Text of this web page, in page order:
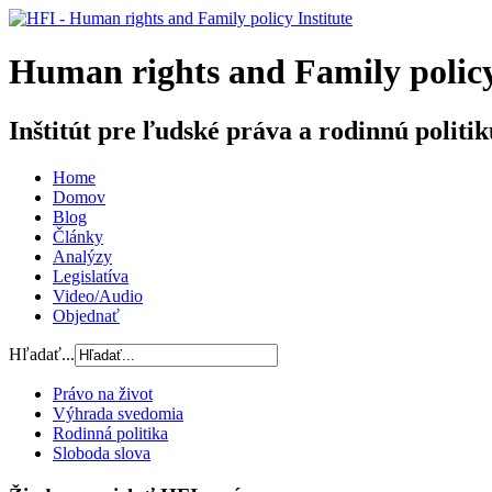
Human rights and Family
Inštitút pre ľudské práva a rodinnú
Home
Domov
Blog
Články
Analýzy
Legislatíva
Video/Audio
Objednať
Hľadať...
Právo na život
Výhrada svedomia
Rodinná politika
Sloboda slova